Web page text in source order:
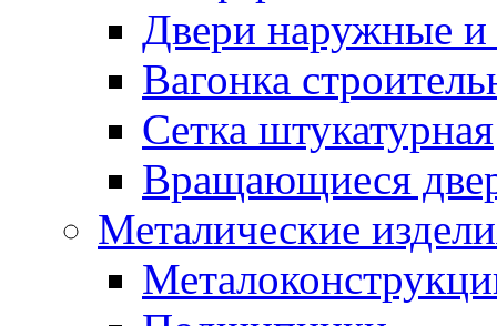
Двери наружные и
Вагонка
Сетка штукатурная
Вращающиеся
Металические